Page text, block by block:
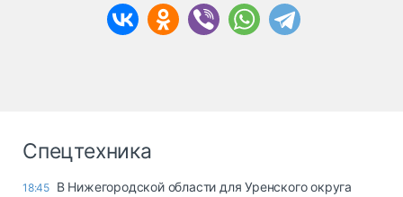
Спецтехника
18:45 В Нижегородской области для Уренского округа